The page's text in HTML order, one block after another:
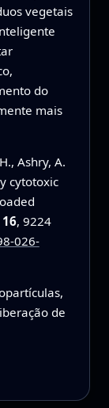
vegetais
do
mais
Ashry, A.
cytotoxic
16, 9224
026-
de